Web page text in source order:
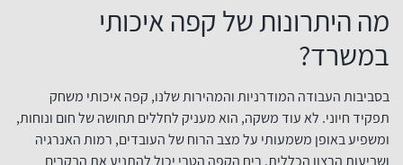
מה היתרונות של קפה איכותי
במשרד?
בסביבות העבודה המודרניות והמהירות שלנו, קפה איכותי משחק
תפקיד חיוני. לא עוד משקה, הוא מעניק לחללים תחושה של חום ונוחות,
ומשפיע באופן משמעותי על מצב הרוח של העובדים, רמות האנרגיה
ושביעות הרצון הכללית. ריח הקפה הטרי יכול להתניע את הבקרים